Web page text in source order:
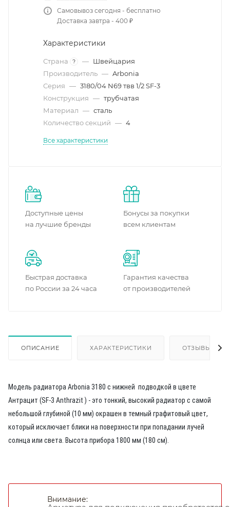
Самовывоз сегодня - бесплатно
Доставка завтра - 400 ₽
Характеристики
Страна ? — Швейцария
Производитель — Arbonia
Серия — 3180/04 N69 твв 1/2 SF-3
Конструкция — трубчатая
Материал — сталь
Количество секций — 4
Все характеристики
Доступные цены
на лучшие бренды
Бонусы за покупки
всем клиентам
Быстрая доставка
по России за 24 часа
Гарантия качества
от производителей
ОПИСАНИЕ ХАРАКТЕРИСТИКИ ОТЗЫВЫ
Модель радиатора Arbonia 3180 с нижней подводкой в цвете
Антрацит (SF-3 Anthrazit ) - это тонкий, высокий радиатор с самой
небольшой глубиной (10 мм) окрашен в темный графитовый цвет,
который исключает блики на поверхности при попадании лучей
солнца или света. Высота прибора 1800 мм (180 см).
Внимание: